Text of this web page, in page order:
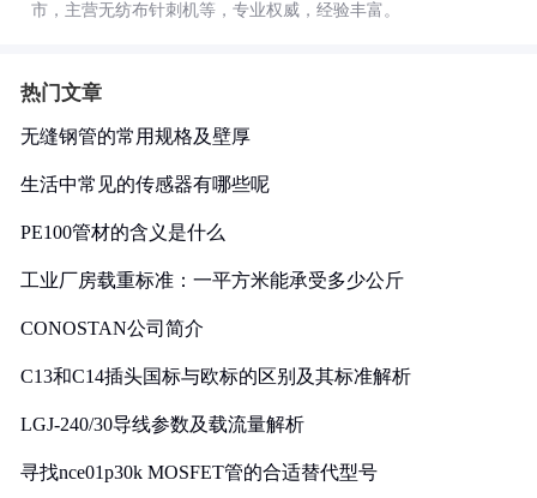
市，主营无纺布针刺机等，专业权威，经验丰富。
热门文章
无缝钢管的常用规格及壁厚
生活中常见的传感器有哪些呢
PE100管材的含义是什么
工业厂房载重标准：一平方米能承受多少公斤
CONOSTAN公司简介
C13和C14插头国标与欧标的区别及其标准解析
LGJ-240/30导线参数及载流量解析
寻找nce01p30k MOSFET管的合适替代型号